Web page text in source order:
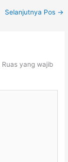
Selanjutnya Pos →
Ruas yang wajib